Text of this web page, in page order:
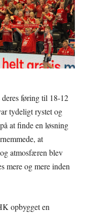
føring til 18-12
tydeligt rystet og
at finde en løsning
at
atmosfæren blev
mere og mere inden
opbygget en